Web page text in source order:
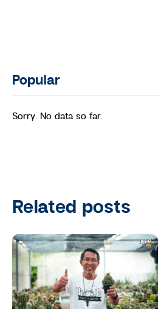
Popular
Sorry. No data so far.
Related posts